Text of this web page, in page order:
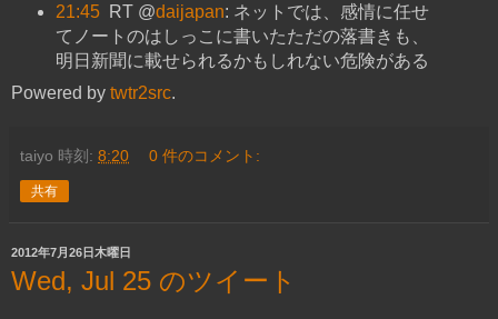
21:45
RT @daijapan: ネットでは、感情に任せ
てノートのはしっこに書いたただの落書きも、
明日新聞に載せられるかもしれない危険がある
Powered by twtr2src.
taiyo 時刻: 8:20 0 件のコメント:
共有
2012年7月26日木曜日
Wed, Jul 25 のツイート